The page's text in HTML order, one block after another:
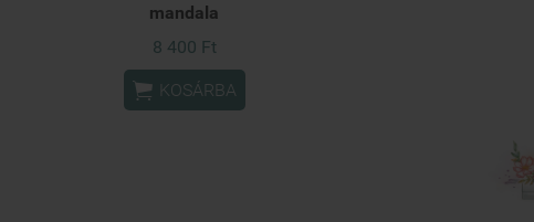
mandala
8 400 Ft
 KOSÁRBA